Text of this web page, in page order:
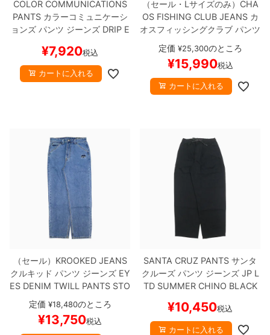
COLOR COMMUNICATIONS
PANTSカラーコミュニケーシ
ョンズパンツ ジーンズDRIP E
ケートボード スケボー
¥7,920税込
カートに入れる
（セール・Lサイズのみ） CHA
OS FISHING CLUB JEANSカ
オスフィッシングクラブ パンツ
ジーンズ
BLACKスケートボード スケボ
ー
定価 ¥25,300のところ
¥15,990税込
カートに入れる
（セール） KROOKED JEANS
クルキッド パンツ ジーンズEY
ES DENIM TWILL PANTS STO
NE WASH
ケボー
定価 ¥18,480のところ
¥13,750税込
SANTA CRUZ PANTS サンタ
クルーズパンツ ジーンズJP L
TD SUMMER CHINO BLACK
¥10,450税込
カートに入れる